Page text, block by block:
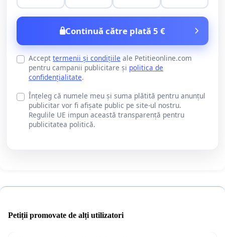
Continuă către plată 5 €
Accept termenii și condițiile ale Petitieonline.com
pentru campanii publicitare și politica de
confidențialitate.
Înțeleg că numele meu și suma plătită pentru anunțul
publicitar vor fi afișate public pe site-ul nostru.
Regulile UE impun această transparență pentru
publicitatea politică.
Petiții promovate de alți utilizatori